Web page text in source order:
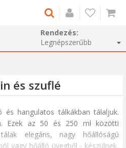
Rendezés:
és szuflé
hangulatos tálkákban tálaljuk.
Ezek az 50 és 250 ml közötti
elegáns, nagy hőállóságú
vagy hőálló üvegből - készülnek,